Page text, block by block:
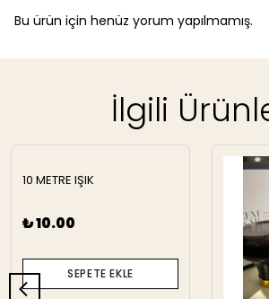
Bu ürün için henüz yorum yapılmamış.
İlgili
10 METRE IŞIK
₺ 10.00
SEPETE EKLE